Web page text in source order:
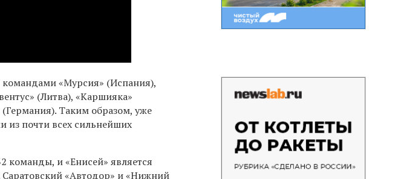
командами «Мурсия» (Испания),
(Литва), «Каршияка»
Таким образом, уже
из почти всех сильнейших
команды, и «Енисей» является
«Автодор» и «Нижний